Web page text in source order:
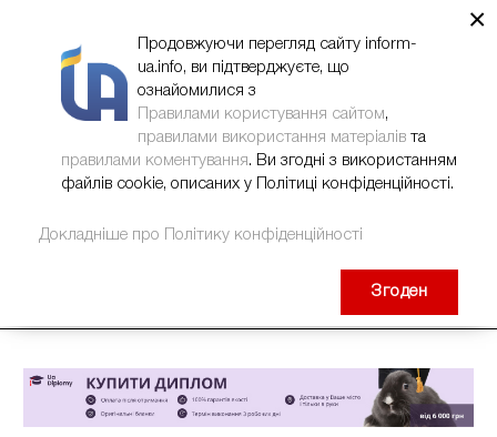
×
Продовжуючи перегляд сайту inform-
ua.info, ви підтверджуєте, що
ознайомилися з
Правилами користування сайтом,
правилами використання матеріалів та
правилами коментування. Ви згодні з використанням
файлів cookie, описаних у Політиці конфіденційності.
Докладніше про Політику конфіденційності
Згоден